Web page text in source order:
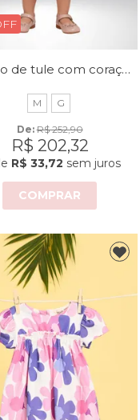
Vestido de tule com coração bordado
M G
De: R$ 252,90
R$ 202,32
R$ 33,72 sem juros
COMPRAR